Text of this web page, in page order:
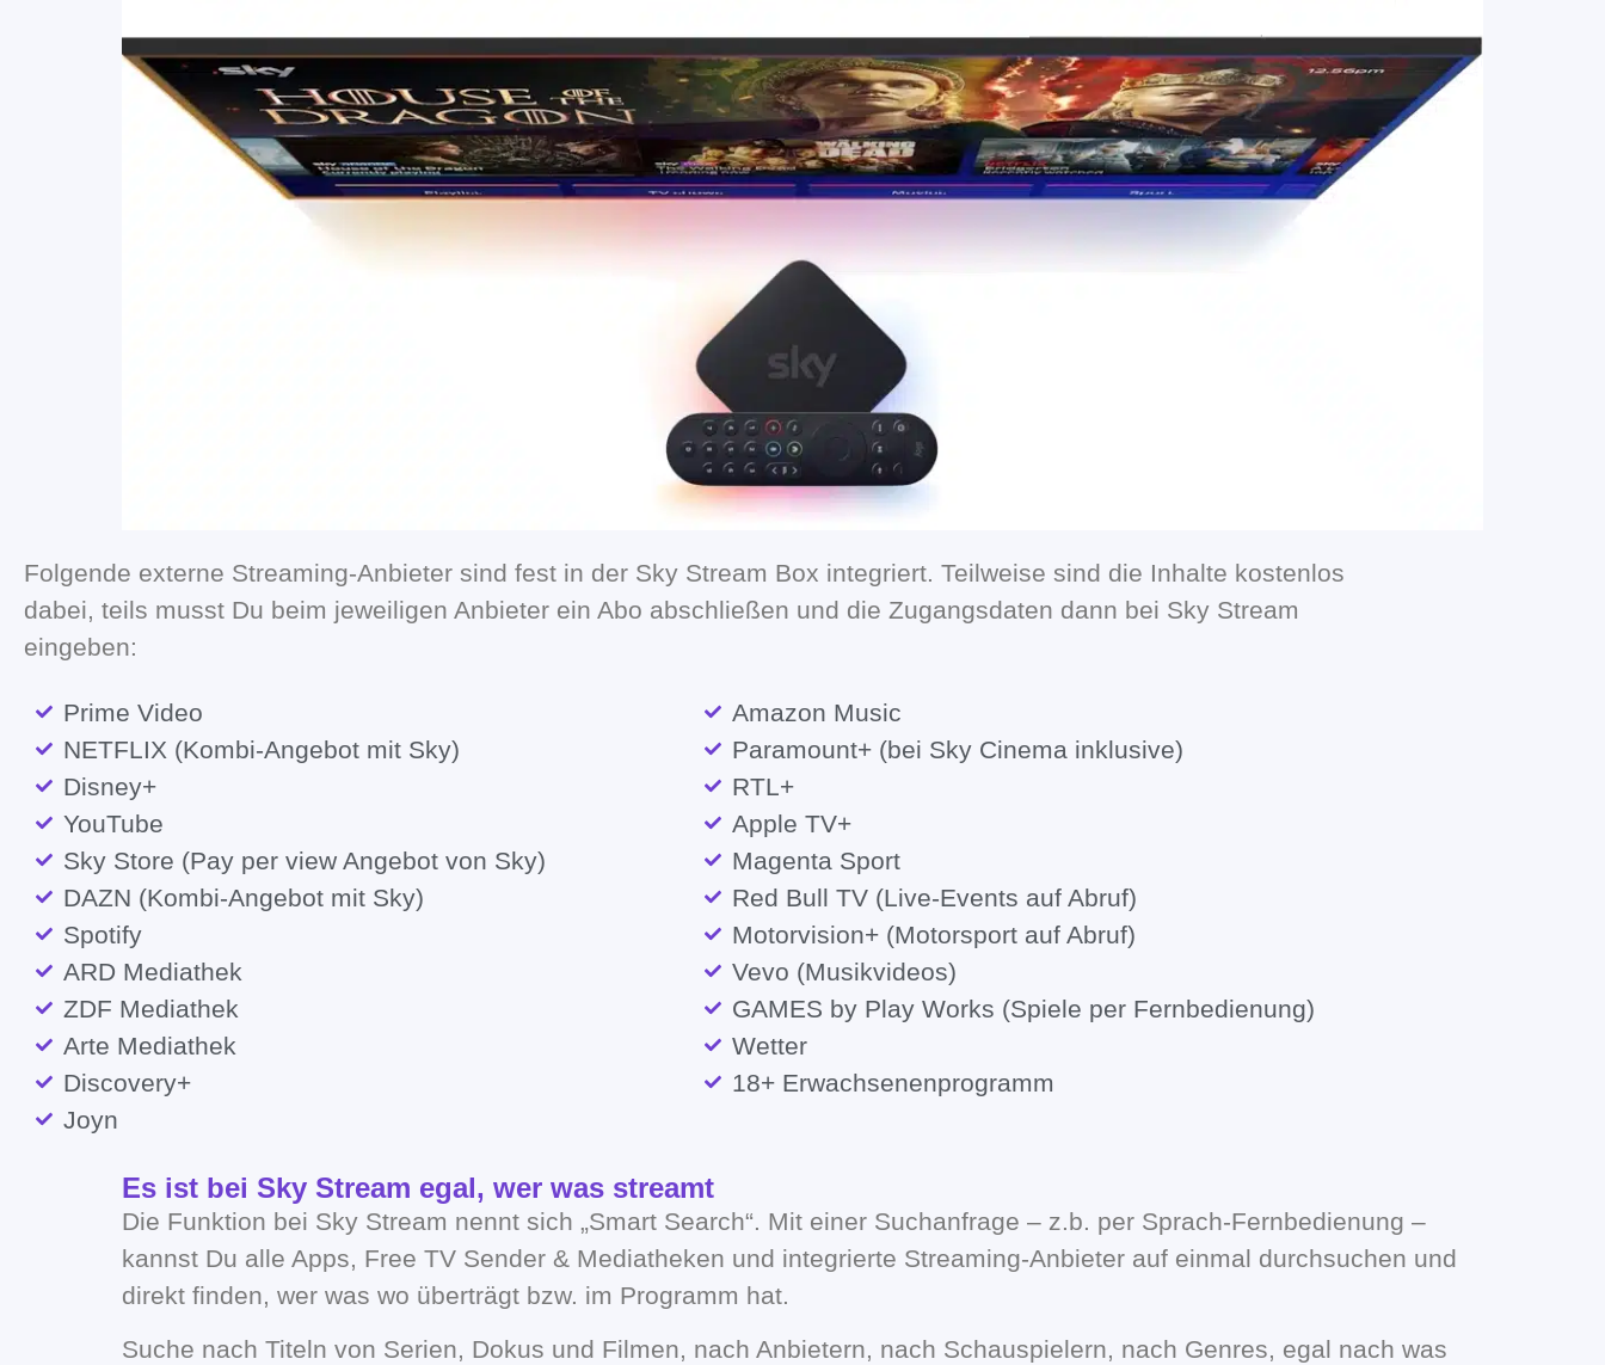
Folgende externe Streaming-Anbieter sind fest in der Sky Stream Box integriert. Teilweise sind die Inhalte kostenlos
dabei, teils musst Du beim jeweiligen Anbieter ein Abo abschließen und die Zugangsdaten dann bei Sky Stream
eingeben:
Prime Video
NETFLIX (Kombi-Angebot mit Sky)
Disney+
YouTube
Sky Store (Pay per view Angebot von Sky)
DAZN (Kombi-Angebot mit Sky)
Spotify
ARD Mediathek
ZDF Mediathek
Arte Mediathek
Discovery+
Joyn
Amazon Music
Paramount+ (bei Sky Cinema inklusive)
RTL+
Apple TV+
Magenta Sport
Red Bull TV (Live-Events auf Abruf)
Motorvision+ (Motorsport auf Abruf)
Vevo (Musikvideos)
GAMES by Play Works (Spiele per Fernbedienung)
Wetter
18+ Erwachsenenprogramm
Es ist bei Sky Stream egal, wer was streamt
Die Funktion bei Sky Stream nennt sich „Smart Search“. Mit einer Suchanfrage – z.b. per Sprach-Fernbedienung –
kannst Du alle Apps, Free TV Sender & Mediatheken und integrierte Streaming-Anbieter auf einmal durchsuchen und
direkt finden, wer was wo überträgt bzw. im Programm hat.
Suche nach Titeln von Serien, Dokus und Filmen, nach Anbietern, nach Schauspielern, nach Genres, egal nach was